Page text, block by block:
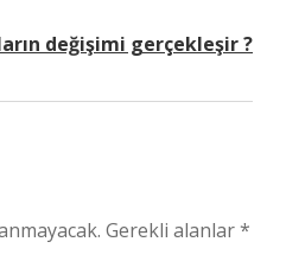
değişimi gerçekleşir ?
Gerekli alanlar*